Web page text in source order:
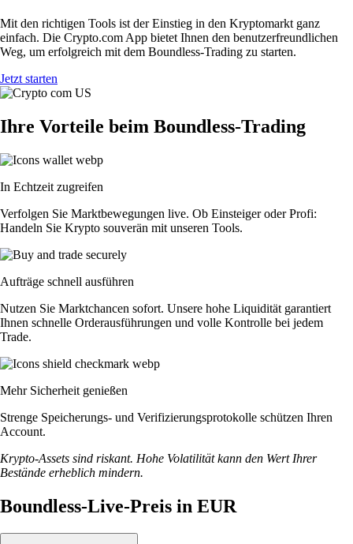
Mit den richtigen Tools ist der Einstieg in den Kryptomarkt ganz
einfach. Die Crypto.com App bietet Ihnen den benutzerfreundlichen
Weg, um erfolgreich mit dem Boundless-Trading zu starten.
Jetzt starten
Ihre Vorteile beim Boundless-Trading
In Echtzeit zugreifen
Verfolgen Sie Marktbewegungen live. Ob Einsteiger oder Profi:
Handeln Sie Krypto souverän mit unseren Tools.
Aufträge schnell ausführen
Nutzen Sie Marktchancen sofort. Unsere hohe Liquidität garantiert
Ihnen schnelle Orderausführungen und volle Kontrolle bei jedem
Trade.
Mehr Sicherheit genießen
Strenge Speicherungs- und Verifizierungsprotokolle schützen Ihren
Account.
Krypto-Assets sind riskant. Hohe Volatilität kann den Wert Ihrer
Bestände erheblich mindern.
Boundless-Live-Preis in EUR